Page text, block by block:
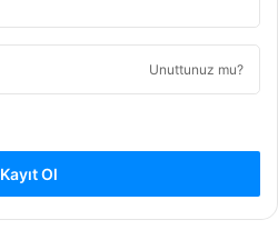
Unuttunuz mu?
Kayıt Ol